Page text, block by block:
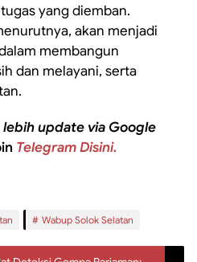
yang diemban.
akan menjadi
membangun
dan melayani, serta
lebih update via Google
Telegram Disini.
Wabup Solok Selatan